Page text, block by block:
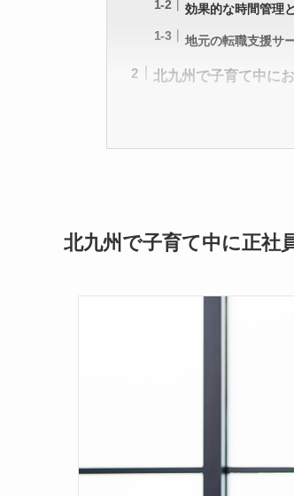
効果的な時間管理
地元の転職支援サ
北九州で子育て中に
北九州で子育て中に正社